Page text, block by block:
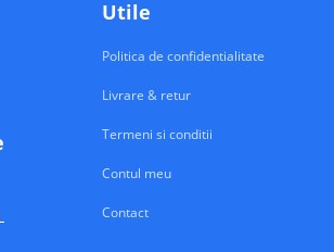
Utile
Politica de confidentialitate
Livrare & retur
Termeni si conditii
Contul meu
Contact